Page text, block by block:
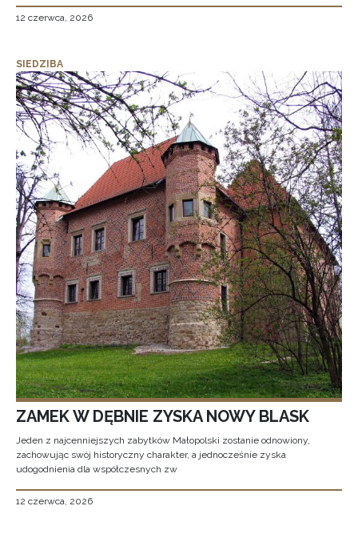
12 czerwca, 2026
SIEDZIBA
ZAMEK W DĘBNIE ZYSKA NOWY BLASK
Jeden z najcenniejszych zabytków Małopolski zostanie odnowiony,
zachowując swój historyczny charakter, a jednocześnie zyska
udogodnienia dla współczesnych zw
12 czerwca, 2026